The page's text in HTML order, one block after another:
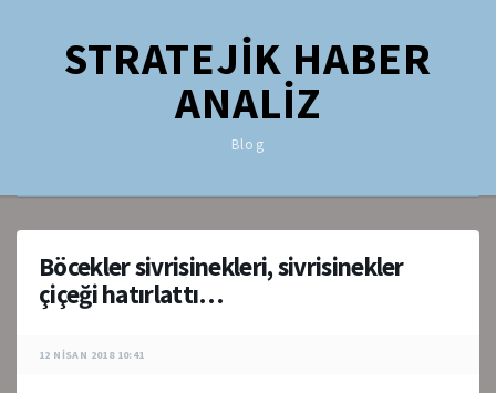
STRATEJİK HABER
ANALİZ
Blog
Böcekler sivrisinekleri, sivrisinekler
çiçeği hatırlattı…
12 NISAN 2018 10:41